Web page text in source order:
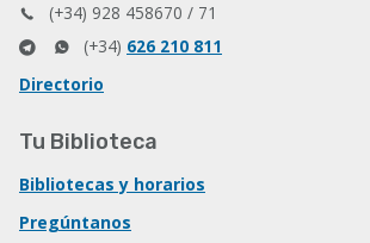
(+34) 928 458670 / 71
(+34) 626 210 811
Directorio
Tu Biblioteca
Bibliotecas y horarios
Pregúntanos